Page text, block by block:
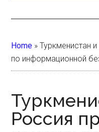
Home »Туркменистан
по информационной
Россия